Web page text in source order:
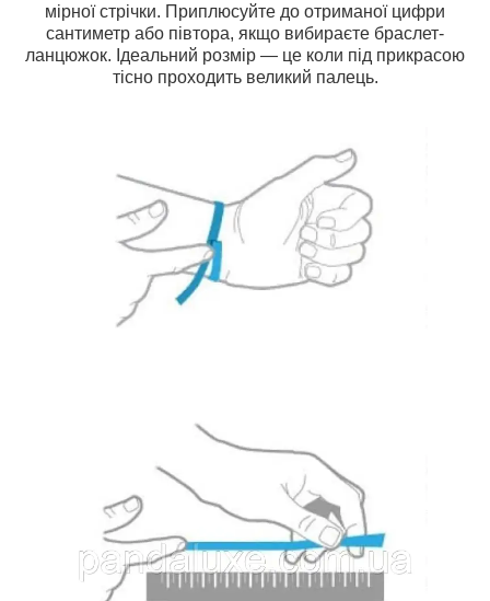
мірної стрічки. Приплюсуйте до отриманої цифри
сантиметр або півтора, якщо вибираєте браслет-
ланцюжок. Ідеальний розмір — це коли під прикрасою
тісно проходить великий палець.